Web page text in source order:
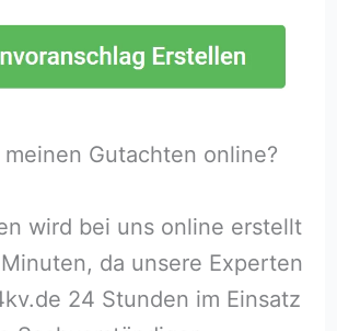
Gutachten online?
wird bei uns online erstellt
da unsere Experten
24 Stunden im Einsatz